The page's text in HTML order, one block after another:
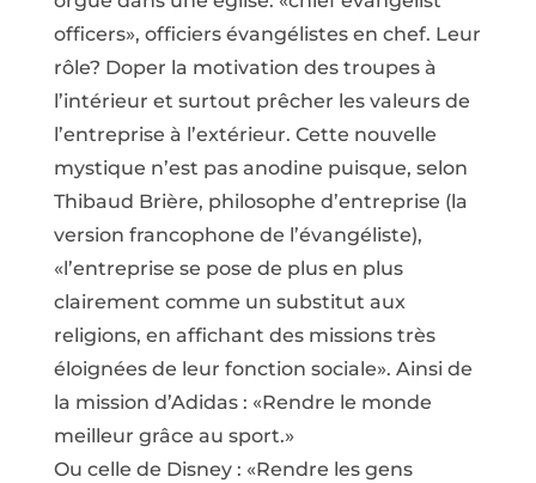
officers», officiers évangélistes en chef. Leur
rôle? Doper la motivation des troupes à
l’intérieur et surtout prêcher les valeurs de
l’entreprise à l’extérieur. Cette nouvelle
mystique n’est pas anodine puisque, selon
Thibaud Brière, philosophe d’entreprise (la
version francophone de l’évangéliste),
«l’entreprise se pose de plus en plus
clairement comme un substitut aux
religions, en affichant des missions très
éloignées de leur fonction sociale». Ainsi de
la mission d’Adidas : «Rendre le monde
meilleur grâce au sport.»
Ou celle de Disney : «Rendre les gens